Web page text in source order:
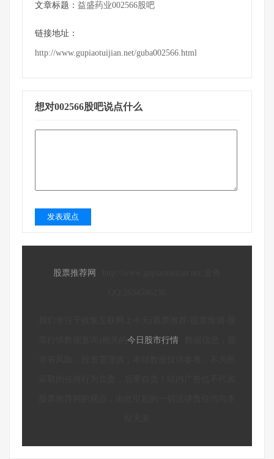
文章标题： 益盛药业002566股吧
链接地址：
http://www.gupiaotuijian.net/guba002566.html
想对002566股吧说点什么
发表观点
股票推荐网
今日股市行情